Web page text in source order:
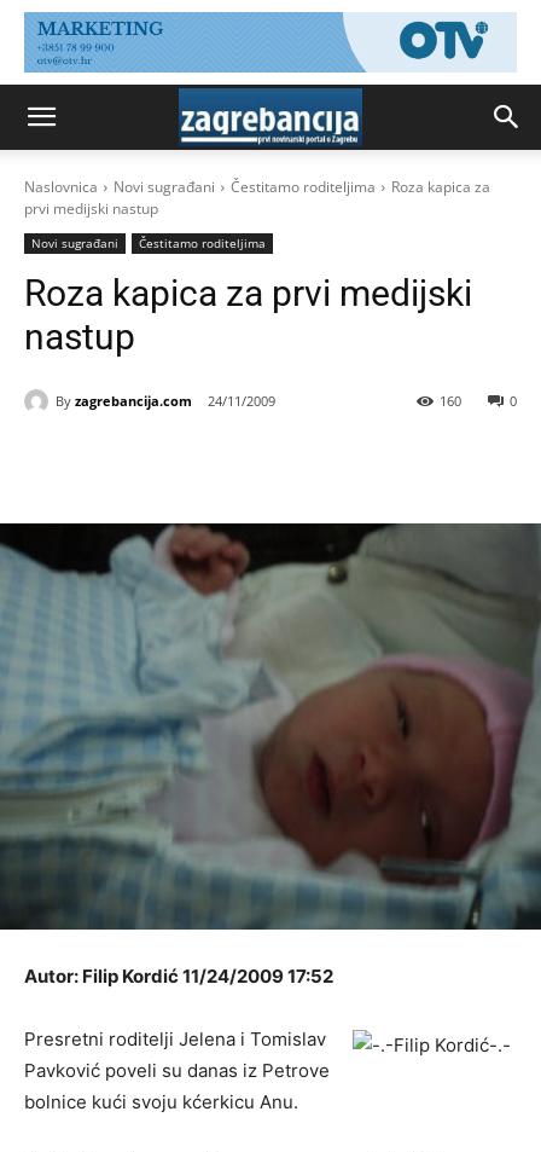
Naslovnica Novi sugrađani Čestitamo roditeljima
Roza kapica za
prvi medijski nastup
Novi sugrađani Čestitamo roditeljima
Roza kapica za prvi medijski
nastup
By zagrebancija.com 24/11/2009 0
160
Autor: Filip Kordić 11/24/2009 17:52
Presretni roditelji Jelena i Tomislav
Pavković poveli su danas iz Petrove
bolnice kući svoju kćerkicu Anu.